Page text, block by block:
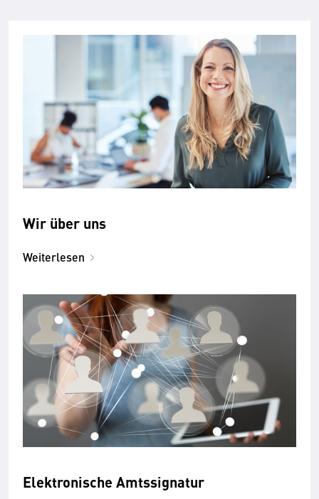
Wir über uns
Weiterlesen
Elektronische Amtssignatur